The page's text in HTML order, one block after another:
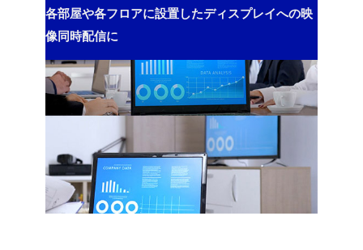
各部屋や各フロアに設置したディスプレイへの映
像同時配信に